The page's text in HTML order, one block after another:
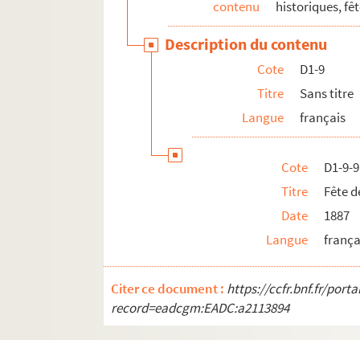
D1-28. Sans titre
D1-29. Elections sénatoriales (1903)
D1-30. Elections sénatoriales (1904)
D1-31. Elections municipales (1904)
D1-32. Elections au Conseil général et au
D1-33. Elections sénatoriales (1905)
D1-34. Elections sénatoriales (1906)
D1-41. Elections cantonales du 24 juillet
contenu
historiques,
Description du contenu
Cote
D1-9
Titre
Sans titre
Langue
français
Cote
D1-9-9
Titre
Fête
Date
1887
Langue
Citer ce document : https://ccfr.bnf.fr/
record=eadcgm:EADC:a2113894